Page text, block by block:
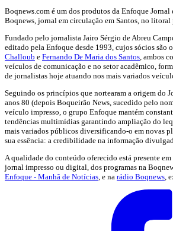
Boqnews.com é um dos produtos da Enfoque Jornal
Boqnews, jornal em circulação em Santos, no litoral
Fundado pelo jornalista Jairo Sérgio de Abreu
editado pela Enfoque desde 1993, cujos sócios são
Challoub e Fernando De Maria dos Santos , ambos
veículos de comunicação e no setor acadêmico,
de jornalistas hoje atuando nos mais variados
Seguindo os princípios que nortearam a origem do
anos 80 (depois Boqueirão News, sucedido pelo
veículo impresso, o grupo Enfoque mantém
tendências multimídias garantindo ampliação do
mais variados públicos diversificando-o em novas
sua essência: a credibilidade na informação
A qualidade do conteúdo oferecido está presente
jornal impresso ou digital, dos programas na
Enfoque - Manhã de Notícias , e na rádio Boqnews ,